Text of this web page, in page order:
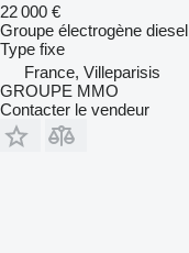
22 000 €
Groupe électrogène diesel
Type fixe
France, Villeparisis
GROUPE MMO
Contacter le vendeur